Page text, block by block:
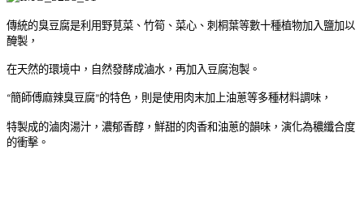
傳統的臭豆腐是利用野莧菜、竹筍、菜心、刺桐葉等數十種植物加入鹽加以
醃製，
在天然的環境中，自然發酵成滷水，再加入豆腐泡製。
“簡師傅麻辣臭豆腐”的特色，則是使用肉末加上油蔥等多種材料調味，
特製成的滷肉湯汁，濃郁香醇，鮮甜的肉香和油蔥的韻味，演化為穠纖合度
的衝擊。